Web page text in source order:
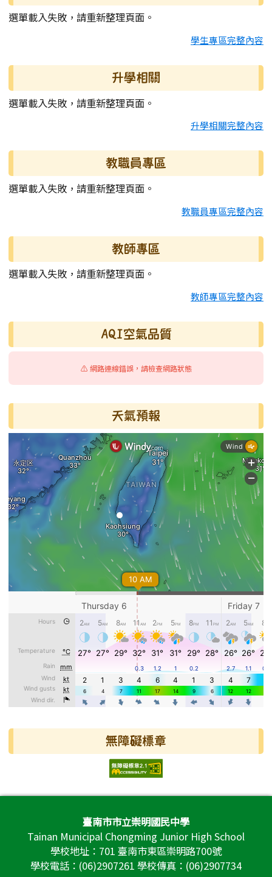
選單載入失敗，請重新整理頁面。
學生專區完整內容
升學相關
選單載入失敗，請重新整理頁面。
升學相關完整內容
教職員專區
選單載入失敗，請重新整理頁面。
教職員專區完整內容
教師專區
選單載入失敗，請重新整理頁面。
教師專區完整內容
AQI空氣品質
⚠️ 網路連線錯誤，請檢查網路狀態
天氣預報
無障礙標章
頁尾區域內容臺南市市立崇明國民中學
Tainan Municipal Chongming Junior High School
學校地址：701 臺南市東區崇明路700號
學校電話：(06)2907261 學校傳真：(06)2907734